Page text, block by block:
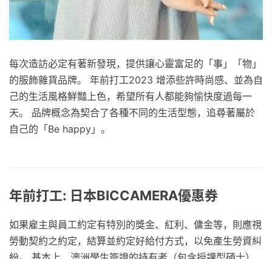
每次造訪必定有著新發現，提供讓心靈富足的「事」「物」
的服飾雜貨品牌。 年前打工2023 增添些許時尚感、並為自
己的生活風格鮮豔上色，希望所有人都能夠愉快度過每一
天。 品牌概念為契合了各種不同的生活型態，追尋著屬於
自己的「Be happy」。
年前打工: 日本BICCAMERA優惠券
如果雇主與員工約定有特別的獎金、紅利、傭金等，則應視
勞動契約之約定，結算並約定好給付方式，以免產生勞資糾